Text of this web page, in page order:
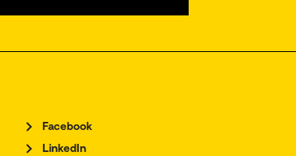
Facebook
LinkedIn